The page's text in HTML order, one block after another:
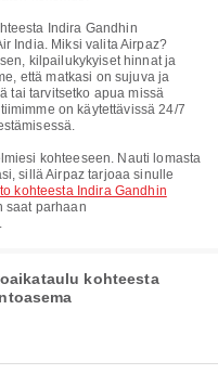
Indira Gandhin
India. Miksi valita Airpaz?
kilpailukykyiset hinnat ja
että matkasi on sujuva ja
tai tarvitsetko apua missä
on käytettävissä 24/7
kohteeseen. Nauti lomasta
sillä Airpaz tarjoaa sinulle
kohteesta Indira Gandhin
saat parhaan
kohteesta